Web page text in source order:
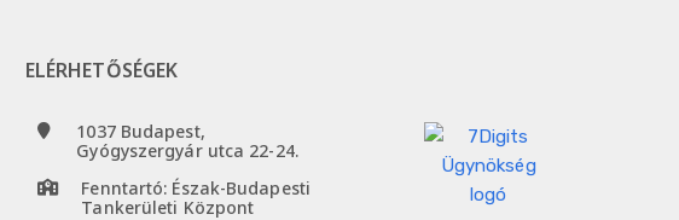
ELÉRHETŐSÉGEK
1037 Budapest,
Gyógyszergyár utca 22-24.
Fenntartó: Észak-Budapesti
Tankerületi Központ